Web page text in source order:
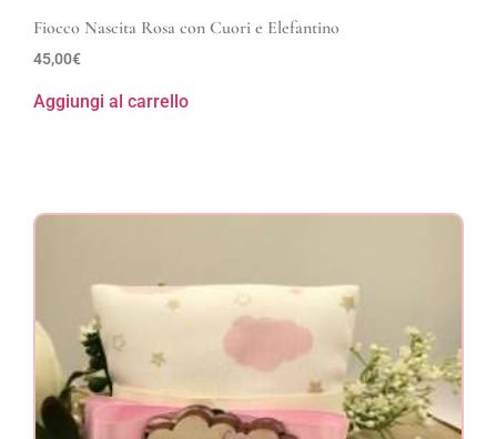
Fiocco Nascita Rosa con Cuori e Elefantino
45,00€
Aggiungi al carrello